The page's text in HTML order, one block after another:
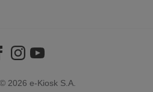
2026 e-Kiosk S.A.